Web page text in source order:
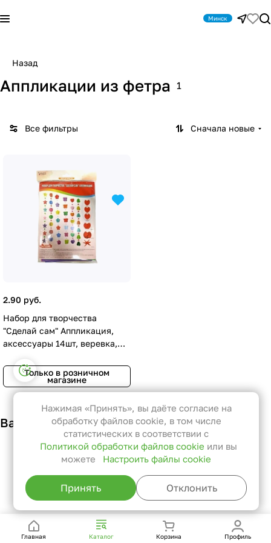
Минск
Назад
Аппликации из фетра 1
Все фильтры Сначала новые
2.90 руб.
Набор для творчества
"Сделай сам" Аппликация,
аксессуары 14шт, веревка,
Только в розничном
магазине
Вам также может понравиться
Главная Каталог Корзина Профиль
Настройки файлов cookie
Функциональные
Эти файлы необходимы для
функционирования сайта и не
могут быть отключены в наших
системах. Вы можете настроить
браузер так, чтобы он блокировал
их или уведомлял вас об их
использовании, но в таком случае
сайта не будут работать.
Нажимая «Принять», вы даёте согласие на
обработку файлов cookie, в том числе
статистических в соответствии с
Политикой обработки файлов cookie или вы
можете
Настроить файлы cookie
Принять Отклонить